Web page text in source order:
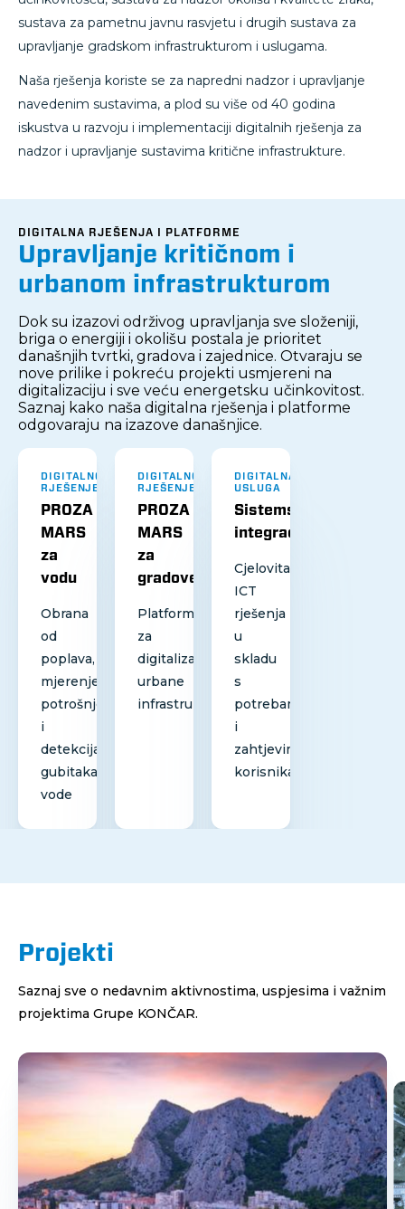
sustava za pametnu javnu rasvjetu i drugih sustava za
upravljanje gradskom infrastrukturom i uslugama.
Naša rješenja koriste se za napredni nadzor i upravljanje
navedenim sustavima, a plod su više od 40 godina
iskustva u razvoju i implementaciji digitalnih rješenja za
nadzor i upravljanje sustavima kritične infrastrukture.
DIGITALNA RJEŠENJA I PLATFORME
Upravljanje kritičnom i
urbanom infrastrukturom
Dok su izazovi održivog upravljanja sve složeniji,
briga o energiji i okolišu postala je prioritet
današnjih tvrtki, gradova i zajednice. Otvaraju se
nove prilike i pokreću projekti usmjereni na
digitalizaciju i sve veću energetsku učinkovitost.
Saznaj kako naša digitalna rješenja i platforme
odgovaraju na izazove današnjice.
DIGITALNO
RJEŠENJE
PROZA
MARS
za
vodu
Obrana
od
poplava,
mjerenje
potrošnje
i
detekcija
gubitaka
vode
DIGITALNO
RJEŠENJE
PROZA
MARS
za
gradove
Platforma
za
digitalizaciju
urbane
infrastrukture
DIGITALNA
USLUGA
Sistemska
integracija
Cjelovita
ICT
rješenja
u
skladu
s
potrebama
i
zahtjevima
korisnika
Projekti
Saznaj sve o nedavnim aktivnostima, uspjesima i važnim
projektima Grupe KONČAR.